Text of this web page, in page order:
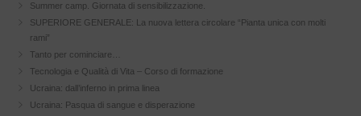
Summer camp. Giornata di sensibilizzazione.
SUPERIORE GENERALE: La nuova lettera circolare “Pianta unica con molti
rami”
Tanto per cominciare…
Tecnologia e Qualità di Vita – Corso di formazione
Ucraina: dall’inferno in prima linea
Ucraina: Pasqua di sangue e disperazione